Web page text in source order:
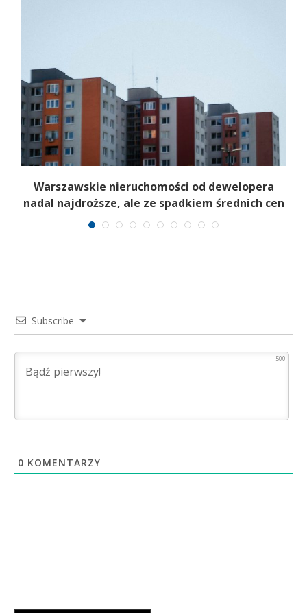
Warszawskie nieruchomości od dewelopera
nadal najdroższe, ale ze spadkiem średnich cen
Subscribe
500
0 KOMENTARZY